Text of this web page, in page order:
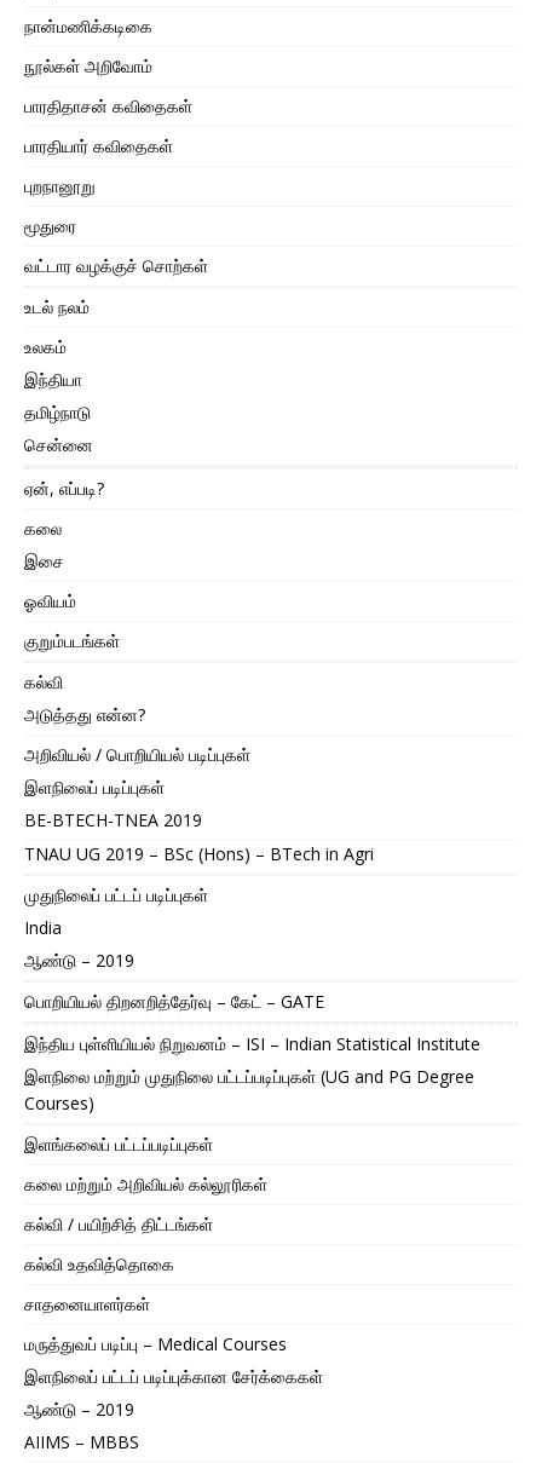
நான்மணிக்கடிகை
நூல்கள் அறிவோம்
பாரதிதாசன் கவிதைகள்
பாரதியார் கவிதைகள்
புறநானூறு
மூதுரை
வட்டார வழக்குச் சொற்கள்
உடல் நலம்
உலகம்
இந்தியா
தமிழ்நாடு
சென்னை
ஏன், எப்படி?
கலை
இசை
ஓவியம்
குறும்படங்கள்
கல்வி
அடுத்தது என்ன?
அறிவியல் / பொறியியல் படிப்புகள்
இளநிலைப் படிப்புகள்
BE-BTECH-TNEA 2019
TNAU UG 2019 – BSc (Hons) – BTech in Agri
முதுநிலைப் பட்டப் படிப்புகள்
India
ஆண்டு – 2019
பொறியியல் திறனறித்தேர்வு – கேட் – GATE
இந்திய புள்ளியியல் நிறுவனம் – ISI – Indian Statistical Institute
இளநிலை மற்றும் முதுநிலை பட்டப்படிப்புகள் (UG and PG Degree
Courses)
இளங்கலைப் பட்டப்படிப்புகள்
கலை மற்றும் அறிவியல் கல்லூரிகள்
கல்வி / பயிற்சித் திட்டங்கள்
கல்வி உதவித்தொகை
சாதனையாளர்கள்
மருத்துவப் படிப்பு – Medical Courses
இளநிலைப் பட்டப் படிப்புக்கான சேர்க்கைகள்
ஆண்டு – 2019
AIIMS – MBBS